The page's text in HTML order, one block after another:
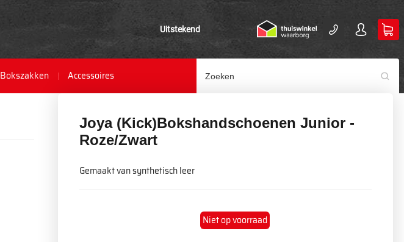
Uitstekend
Bokszakken Accessoires
Joya (Kick)Bokshandschoenen Junior -
Roze/Zwart
Gemaakt van synthetisch leer
Niet op voorraad